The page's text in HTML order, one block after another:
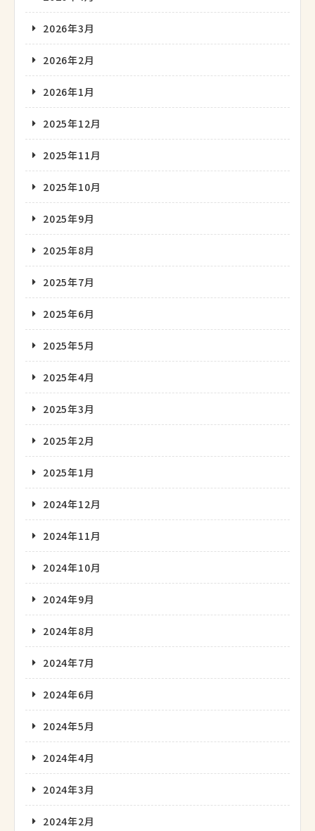
2026年3月
2026年2月
2026年1月
2025年12月
2025年11月
2025年10月
2025年9月
2025年8月
2025年7月
2025年6月
2025年5月
2025年4月
2025年3月
2025年2月
2025年1月
2024年12月
2024年11月
2024年10月
2024年9月
2024年8月
2024年7月
2024年6月
2024年5月
2024年4月
2024年3月
2024年2月